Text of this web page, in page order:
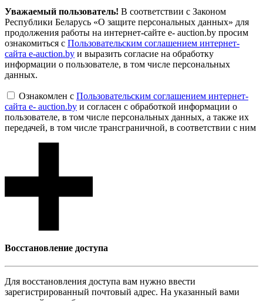
Уважаемый пользователь! В соответствии с Законом
Республики Беларусь «О защите персональных данных» для
продолжения работы на интернет-сайте e- auction.by просим
ознакомиться с Пользовательским соглашением интернет-
сайта e-auction.by и выразить согласие на обработку
информации о пользователе, в том числе персональных
данных.
Ознакомлен с Пользовательским соглашением интернет-
сайта e- auction.by и согласен с обработкой информации о
пользователе, в том числе персональных данных, а также их
передачей, в том числе трансграничной, в соответствии с ним
Восcтановление доступа
Для восcтановления доступа вам нужно ввести
зарегистрированный почтовый адрес. На указанный вами